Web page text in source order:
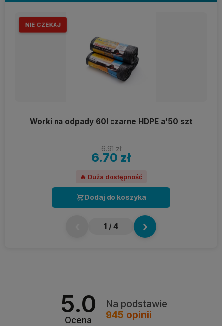
NIE CZEKAJ
Worki na odpady 60l czarne HDPE a'50 szt
6.91 zł
6.70 zł
🔥 Duża dostępność
Dodaj do koszyka
1 / 4 ›
5.0
Ocena
Na podstawie
945 opinii